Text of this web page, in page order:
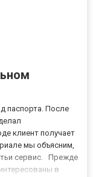
паспорта. После
клиент получает
мы объясним,
сервис. Прежде
в